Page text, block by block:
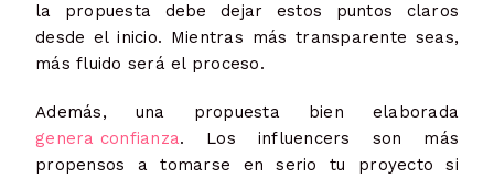
la propuesta debe dejar estos puntos claros
desde el inicio. Mientras más transparente seas,
más fluido será el proceso.
Además, una propuesta bien elaborada
genera confianza. Los influencers son más
propensos a tomarse en serio tu proyecto si